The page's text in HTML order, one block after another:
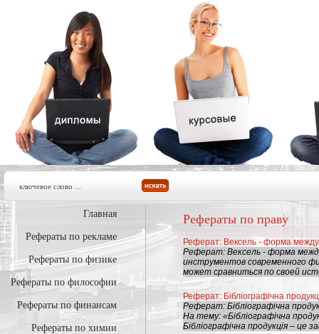
Главная
Рефераты по рекламе
Рефераты по физике
Рефераты по философии
Рефераты по финансам
Рефераты по химии
Рефераты по праву
Реферат: Вексель - форма
Реферат: Вексель - форма
инструментов современного
может сравниться по своей
Реферат: Бібліографічна
Реферат: Бібліографічна
На тему: «Бібліографічна
Бібліографічна продукція – це